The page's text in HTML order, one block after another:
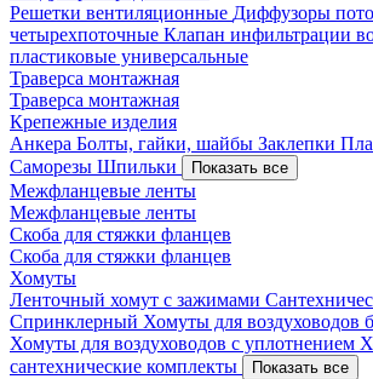
Решетки вентиляционные Диффузоры
четырехпоточные Клапан инфильтрации
пластиковые универсальные
Траверса монтажная
Траверса монтажная
Крепежные изделия
Анкера Болты, гайки, шайбы Заклепки
Саморезы Шпильки Показать все
Межфланцевые ленты
Межфланцевые ленты
Скоба для стяжки фланцев
Скоба для стяжки фланцев
Хомуты
Ленточный хомут с зажимами
Спринклерный Хомуты для воздуховодов
Хомуты для воздуховодов с уплотнением
сантехнические комплекты
Показать все